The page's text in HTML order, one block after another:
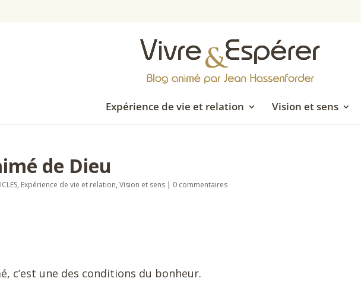
Expérience de vie et relation Vision et sens
de Dieu
, Expérience de vie et relation, Vision et sens | 0 commentaires
c’est une des conditions du bonheur.